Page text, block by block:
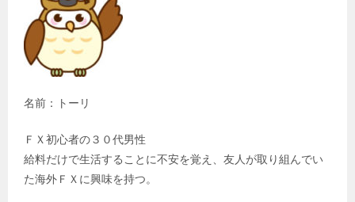
名前：トーリ
ＦＸ初心者の３０代男性
給料だけで生活することに不安を覚え、友人が取り組んでい
た海外ＦＸに興味を持つ。